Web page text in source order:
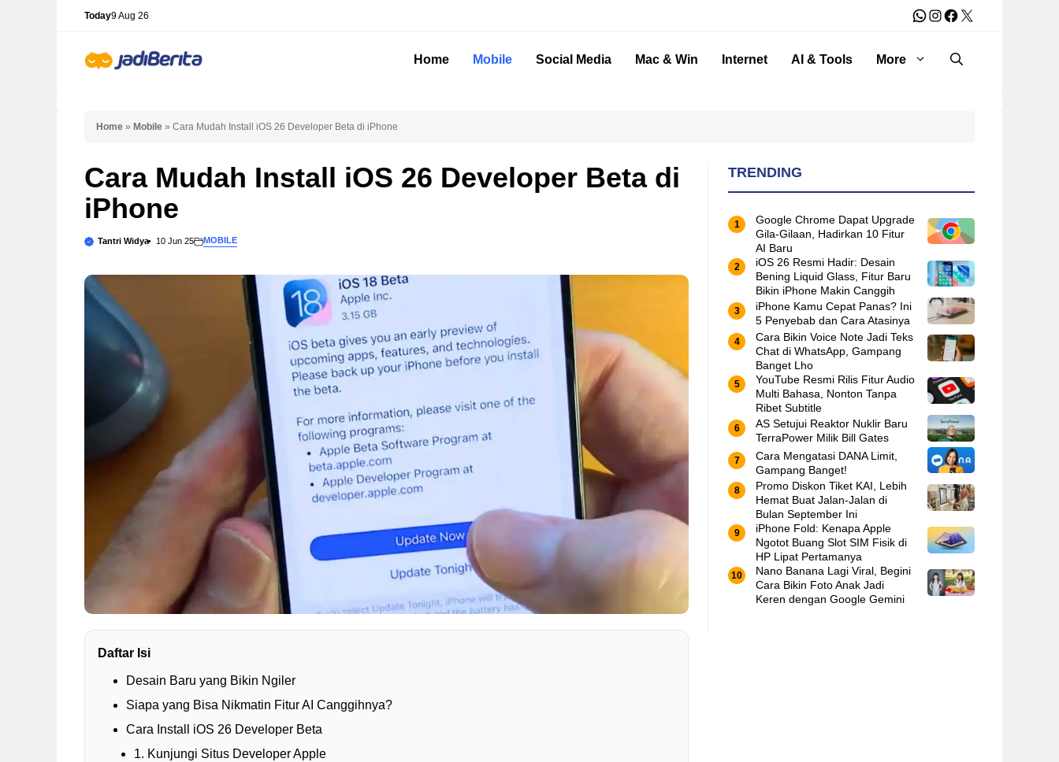
Today9 Aug 26 WhatsApp
Instagram
Facebook
X
Home Mobile Social Media Mac & Win Internet AI & Tools More
Home » Mobile » Cara Mudah Install iOS 26 Developer Beta di iPhone
Cara Mudah Install iOS 26 Developer Beta di
iPhone
Tantri Widya 10 Jun 25 MOBILE
Daftar Isi
Desain Baru yang Bikin Ngiler
Siapa yang Bisa Nikmatin Fitur AI Canggihnya?
Cara Install iOS 26 Developer Beta
1. Kunjungi Situs Developer Apple
TRENDING
Google Chrome Dapat Upgrade
Gila-Gilaan, Hadirkan 10 Fitur
AI Baru
iOS 26 Resmi Hadir: Desain
Bening Liquid Glass, Fitur Baru
Bikin iPhone Makin Canggih
iPhone Kamu Cepat Panas? Ini
5 Penyebab dan Cara Atasinya
Cara Bikin Voice Note Jadi Teks
Chat di WhatsApp, Gampang
Banget Lho
YouTube Resmi Rilis Fitur Audio
Multi Bahasa, Nonton Tanpa
Ribet Subtitle
AS Setujui Reaktor Nuklir Baru
TerraPower Milik Bill Gates
Cara Mengatasi DANA Limit,
Gampang Banget!
Promo Diskon Tiket KAI, Lebih
Hemat Buat Jalan-Jalan di
Bulan September Ini
iPhone Fold: Kenapa Apple
Ngotot Buang Slot SIM Fisik di
HP Lipat Pertamanya
Nano Banana Lagi Viral, Begini
Cara Bikin Foto Anak Jadi
Keren dengan Google Gemini